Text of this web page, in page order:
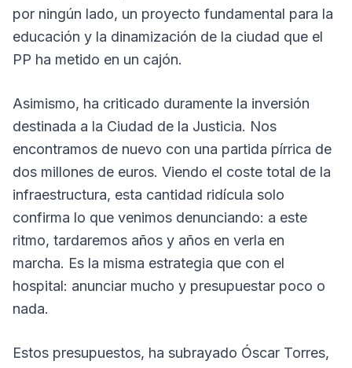
por ningún lado, un proyecto fundamental para la
educación y la dinamización de la ciudad que el
PP ha metido en un cajón.
Asimismo, ha criticado duramente la inversión
destinada a la Ciudad de la Justicia. Nos
encontramos de nuevo con una partida pírrica de
dos millones de euros. Viendo el coste total de la
infraestructura, esta cantidad ridícula solo
confirma lo que venimos denunciando: a este
ritmo, tardaremos años y años en verla en
marcha. Es la misma estrategia que con el
hospital: anunciar mucho y presupuestar poco o
nada.
Estos presupuestos, ha subrayado Óscar Torres,